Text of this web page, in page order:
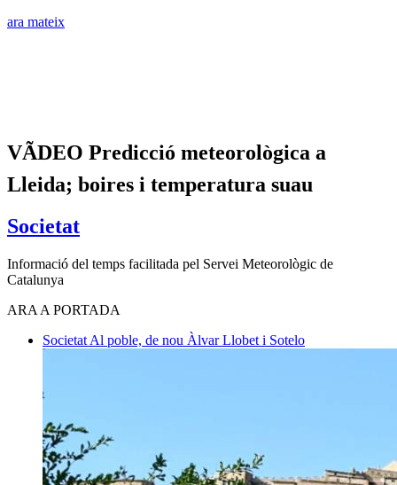
ara mateix
VÃDEO Predicció meteorològica a
Lleida; boires i temperatura suau
Societat
Informació del temps facilitada pel Servei Meteorològic de
Catalunya
ARA A PORTADA
Societat Al poble, de nou Àlvar Llobet i Sotelo